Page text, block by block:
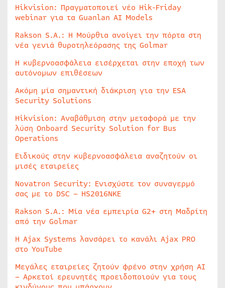
Hikvision: Πραγματοποιεί νέο Hik-Friday
webinar για τα Guanlan AI Models
Rakson S.A.: Η Μούρθια ανοίγει την πόρτα στη
νέα γενιά θυροτηλεόρασης της Golmar
Η κυβερνοασφάλεια εισέρχεται στην εποχή των
αυτόνομων επιθέσεων
Ακόμη μία σημαντική διάκριση για την ESA
Security Solutions
Hikvision: Αναβάθμιση στην μεταφορά με την
λύση Onboard Security Solution for Bus
Operations
Ειδικούς στην κυβερνοασφάλεια αναζητούν οι
μισές εταιρείες
Novatron Security: Ενισχύστε τον συναγερμό
σας με το DSC – HS2016NKE
Rakson S.A.: Μία νέα εμπειρία G2+ στη Μαδρίτη
από την Golmar
Η Ajax Systems λανσάρει το κανάλι Ajax PRO
στο YouTube
Μεγάλες εταιρείες ζητούν φρένο στην χρήση AI
– Αρκετοί ερευνητές προειδοποιούν για τους